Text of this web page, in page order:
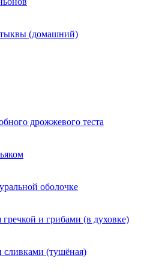
(домашний)
дрожжевого теста
оболочке
и грибами (в духовке)
(тушёная)